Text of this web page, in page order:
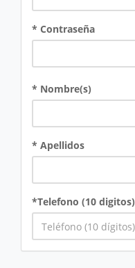
* Contraseña
* Nombre(s)
* Apellidos
*Telefono (10 digitos)